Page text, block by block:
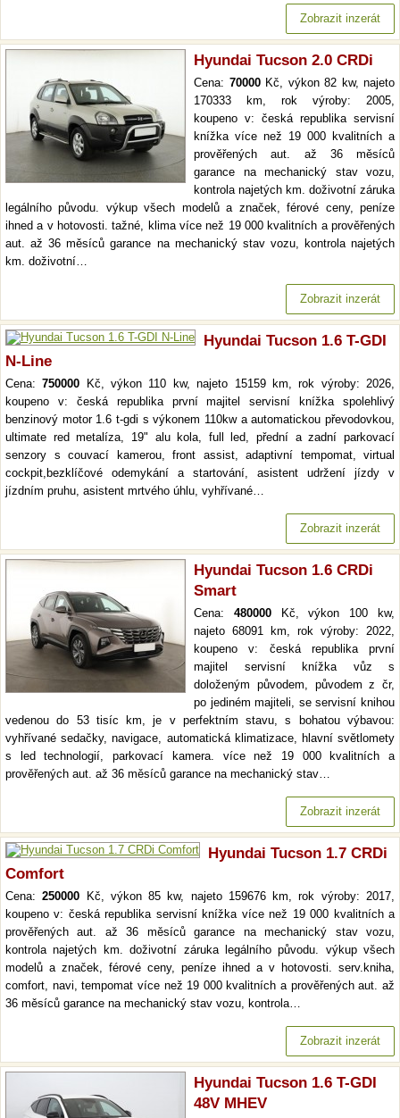
Zobrazit inzerát
Hyundai Tucson 2.0 CRDi
Cena: 70000Kč, výkon 82 kw, najeto
170333 km, rok výroby: 2005,
koupeno v: česká republika servisní
knížka více než 19 000 kvalitních a
prověřených aut. až 36 měsíců
garance na mechanický stav vozu,
kontrola najetých km. doživotní záruka
legálního původu. výkup všech modelů a značek, férové ceny, peníze
ihned a v hotovosti. tažné, klima více než 19 000 kvalitních a prověřených
aut. až 36 měsíců garance na mechanický stav vozu, kontrola najetých
km. doživotní…
Zobrazit inzerát
Hyundai Tucson 1.6 T-GDI
N-Line
Cena:750000 Kč, výkon 110 kw, najeto 15159 km, rok výroby: 2026,
koupeno v: česká republika první majitel servisní knížka spolehlivý
benzinový motor 1.6 t-gdi s výkonem 110kw a automatickou převodovkou,
ultimate red metalíza, 19" alu kola, full led, přední a zadní parkovací
senzory s couvací kamerou, front assist, adaptivní tempomat, virtual
cockpit,bezklíčové odemykání a startování, asistent udržení jízdy v
jízdním pruhu, asistent mrtvého úhlu, vyhřívané…
Zobrazit inzerát
Hyundai Tucson 1.6 CRDi
Smart
Cena: 480000Kč, výkon 100 kw,
najeto 68091 km, rok výroby: 2022,
koupeno v: česká republika první
majitel servisní knížka vůz s
doloženým původem, původem z čr,
po jediném majiteli, se servisní knihou
vedenou do 53 tisíc km, je v perfektním stavu, s bohatou výbavou:
vyhřívané sedačky, navigace, automatická klimatizace, hlavní světlomety
s led technologií, parkovací kamera. více než 19 000 kvalitních a
prověřených aut. až 36 měsíců garance na mechanický stav…
Zobrazit inzerát
Hyundai Tucson 1.7 CRDi
Comfort
Cena:250000 Kč, výkon 85 kw, najeto 159676 km, rok výroby: 2017,
koupeno v: česká republika servisní knížka více než 19 000 kvalitních a
prověřených aut. až 36 měsíců garance na mechanický stav vozu,
kontrola najetých km. doživotní záruka legálního původu. výkup všech
modelů a značek, férové ceny, peníze ihned a v hotovosti. serv.kniha,
comfort, navi, tempomat více než 19 000 kvalitních a prověřených aut. až
36 měsíců garance na mechanický stav vozu, kontrola…
Zobrazit inzerát
Hyundai Tucson 1.6 T-GDI
48V MHEV